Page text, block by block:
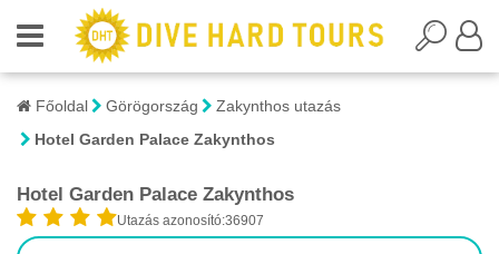
Főoldal Görögország
Zakynthos utazás
Hotel Garden Palace Zakynthos
Hotel Garden Palace Zakynthos
Utazás azonosító:36907